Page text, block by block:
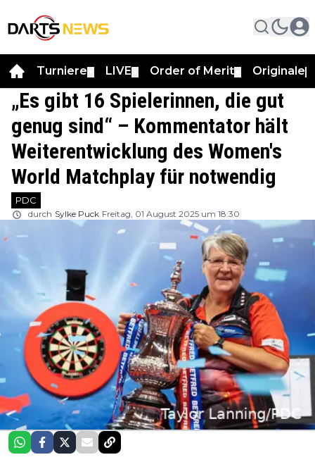
Turniere LIVE Order of Merit Originale
„Es gibt 16 Spielerinnen, die gut
genug sind“ – Kommentator hält
Weiterentwicklung des Women's
World Matchplay für notwendig
PDC
durch Sylke Puck Freitag, 01 August 2025 um 18:30